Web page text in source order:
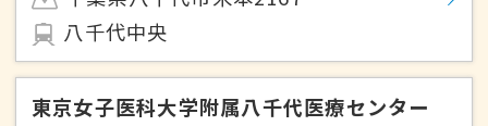
八千代中央
東京女子医科大学附属八千代医療センター